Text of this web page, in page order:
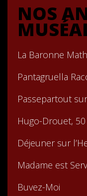
NOS
La Baronne
Pantagruella
Passepartout
Hugo-Drouet,
Déjeuner sur
Madame est
Buvez-Moi